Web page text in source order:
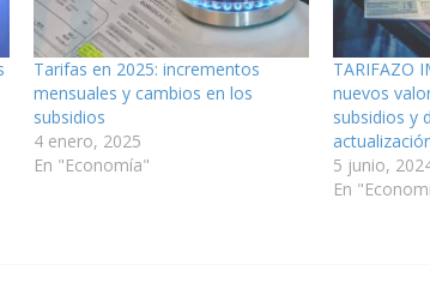
Tarifas en 2025: incrementos
mensuales y cambios en los
subsidios
4 enero, 2025
En "Economía"
TARIFAZO
nuevos
subsidios y
5 junio,
En